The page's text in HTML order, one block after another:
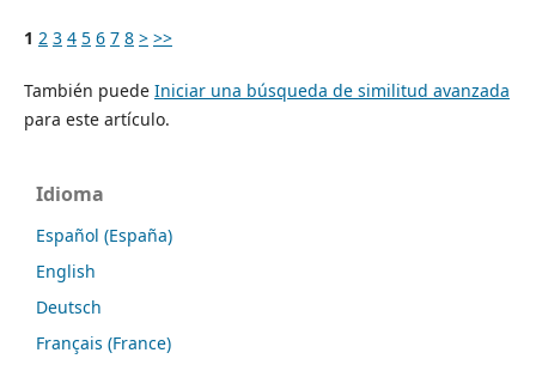
1 2 3 4 5 6 7 8 > >>
También puede Iniciar una búsqueda de similitud avanzada
para este artículo.
Idioma
Español (España)
English
Deutsch
Français (France)